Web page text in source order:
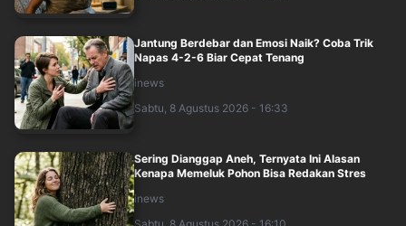
Jantung Berdebar dan Emosi Naik? Coba Trik
Napas 4-2-6 Biar Cepat Tenang
inews
Sabtu, 8 Agustus 2026 - 16:33
Sering Dianggap Aneh, Ternyata Ini Alasan
Kenapa Memeluk Pohon Bisa Redakan Stres
inews